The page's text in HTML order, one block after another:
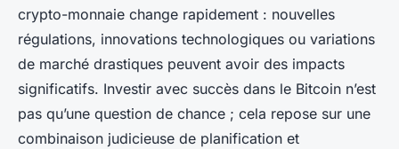
crypto-monnaie change rapidement : nouvelles
régulations, innovations technologiques ou variations
de marché drastiques peuvent avoir des impacts
significatifs. Investir avec succès dans le Bitcoin n’est
pas qu’une question de chance ; cela repose sur une
combinaison judicieuse de planification et